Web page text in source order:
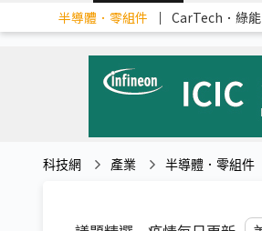
半導體．零組件 ｜ CarTech．綠能
科技網 產業 半導體．零組件